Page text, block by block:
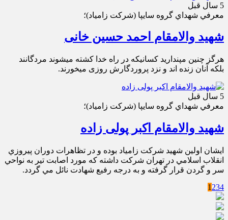
5 سال قبل
معرفي شهداي گروه سايپا (شركت زامياد)؛
شهید والامقام احمد حسین خانی
هرگز چنین مپندارید کسانیکه در راه خدا کشته میشوند مردگانند
بلکه آنان زنده اند و نزد پروردگارش روزی میخورند.
5 سال قبل
معرفي شهداي گروه سايپا (شركت زامياد)؛
شهید والامقام اکبر پولی زاده
ايشان اولين شهيد شركت زامياد بوده و در تظاهرات دوران پيروزي
انقلاب اسلامي در تهران شركت داشته كه مورد اصابت تير به نواحي
سر و گردن قرار گرفته و به درجه رفيع شهادت نائل مي گردد.
1 234